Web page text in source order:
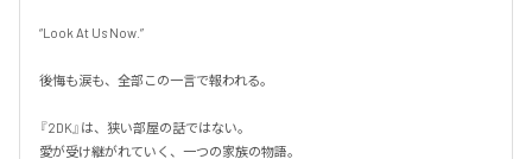
“Look At Us Now.”
後悔も涙も、全部この一言で報われる。
『2DK』は、狭い部屋の話ではない。
愛が受け継がれていく、一つの家族の物語。